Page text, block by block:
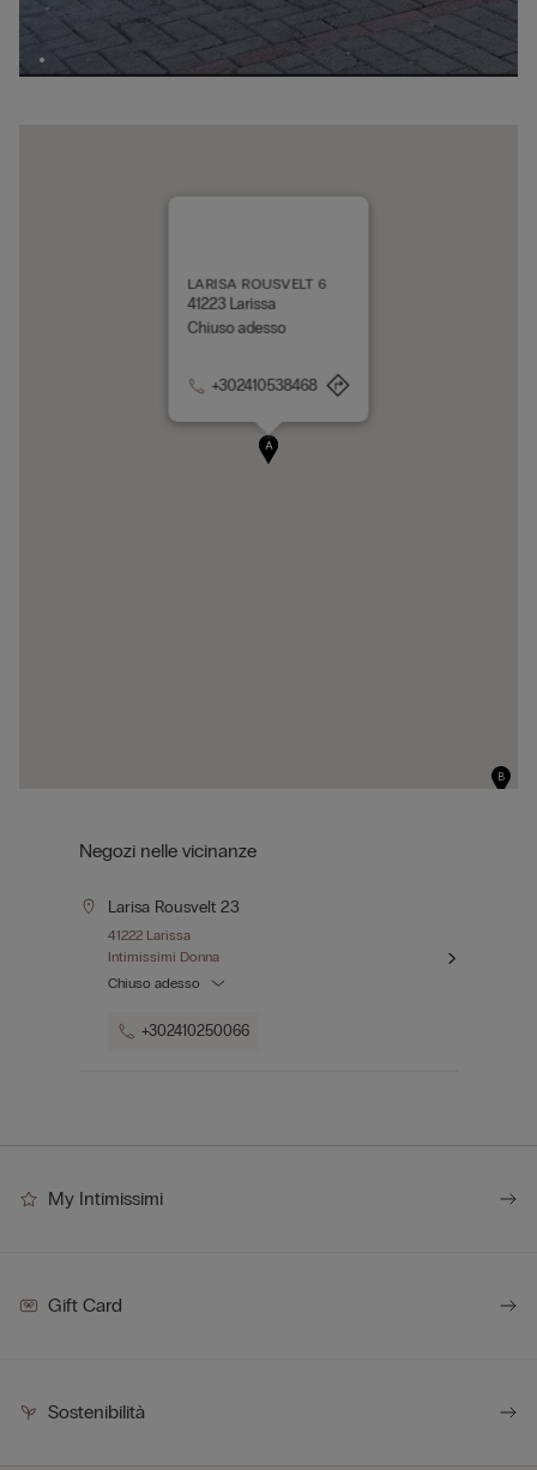
A
B
LARISA ROUSVELT 6
41223 Larissa
Chiuso adesso
+302410538468
Negozi nelle vicinanze
Larisa Rousvelt 23
41222 Larissa
Intimissimi Donna
Chiuso adesso
+302410250066
My Intimissimi
Gift Card
Sostenibilità